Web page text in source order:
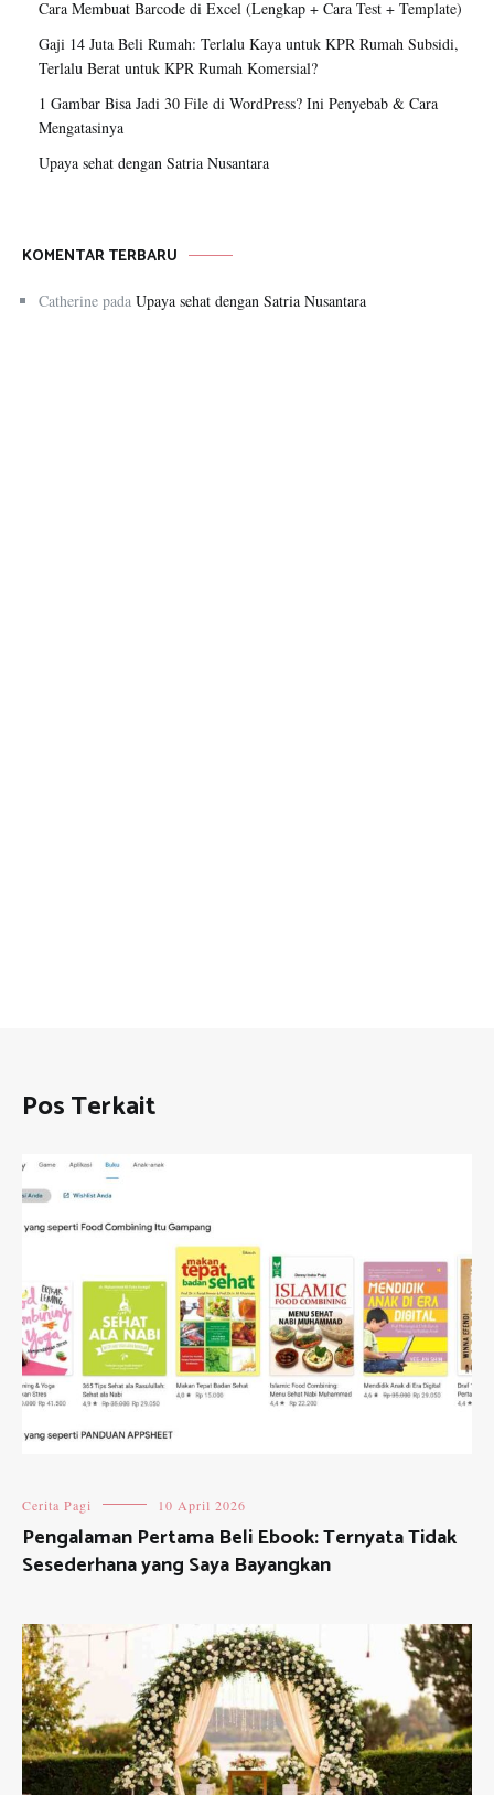
Cara Membuat Barcode di Excel (Lengkap + Cara Test + Template)
Gaji 14 Juta Beli Rumah: Terlalu Kaya untuk KPR Rumah Subsidi,
Terlalu Berat untuk KPR Rumah Komersial?
1 Gambar Bisa Jadi 30 File di WordPress? Ini Penyebab & Cara
Mengatasinya
Upaya sehat dengan Satria Nusantara
KOMENTAR TERBARU
Catherine pada Upaya sehat dengan Satria Nusantara
Pos Terkait
Cerita Pagi 10 April 2026
Pengalaman Pertama Beli Ebook: Ternyata Tidak
Sesederhana yang Saya Bayangkan